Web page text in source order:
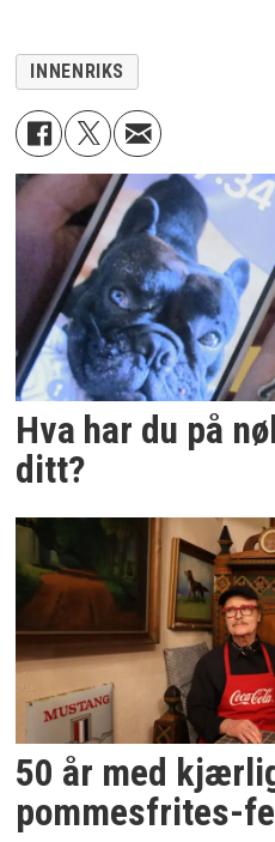
INNENRIKS
Hva har du på
ditt?
50 år med
pommesfrites-